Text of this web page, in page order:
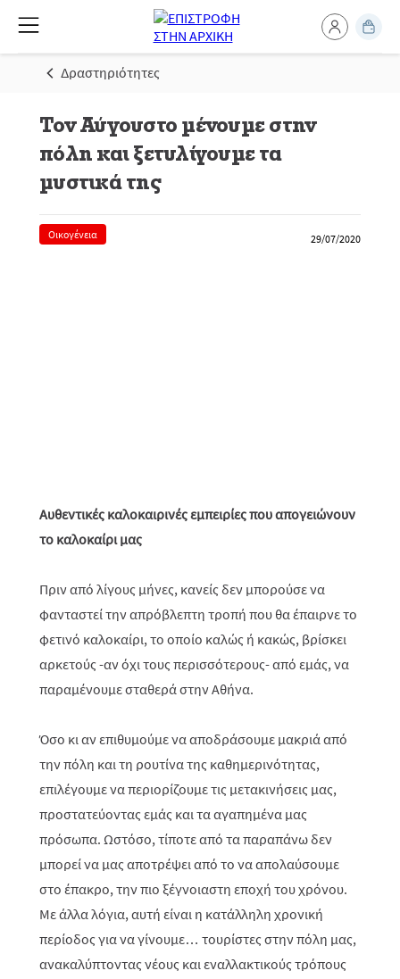
Δραστηριότητες
Τον Αύγουστο μένουμε στην
πόλη και ξετυλίγουμε τα
μυστικά της
Οικογένεια 29/07/2020
Αυθεντικές καλοκαιρινές εμπειρίες που απογειώνουν
το καλοκαίρι μας
Πριν από λίγους μήνες, κανείς δεν μπορούσε να
φανταστεί την απρόβλεπτη τροπή που θα έπαιρνε το
φετινό καλοκαίρι, το οποίο καλώς ή κακώς, βρίσκει
αρκετούς -αν όχι τους περισσότερους- από εμάς, να
παραμένουμε σταθερά στην Αθήνα.
Όσο κι αν επιθυμούμε να αποδράσουμε μακριά από
την πόλη και τη ρουτίνα της καθημερινότητας,
επιλέγουμε να περιορίζουμε τις μετακινήσεις μας,
προστατεύοντας εμάς και τα αγαπημένα μας
πρόσωπα. Ωστόσο, τίποτε από τα παραπάνω δεν
μπορεί να μας αποτρέψει από το να απολαύσουμε
στο έπακρο, την πιο ξέγνοιαστη εποχή του χρόνου.
Με άλλα λόγια, αυτή είναι η κατάλληλη χρονική
περίοδος για να γίνουμε… τουρίστες στην πόλη μας,
ανακαλύπτοντας νέους και εναλλακτικούς τρόπους